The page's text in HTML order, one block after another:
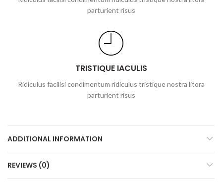
parturient risus
TRISTIQUE IACULIS
Ridiculus facilisi condimentum ridiculus tristique nostra litora
parturient risus
ADDITIONAL INFORMATION
REVIEWS (0)